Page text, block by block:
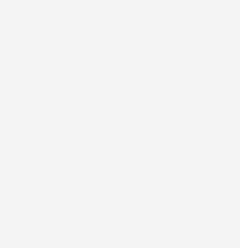
Đăng kí ngay để được các